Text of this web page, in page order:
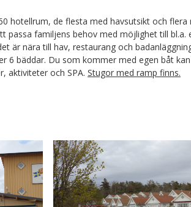
hotellrum, de flesta med havsutsikt och
passa familjens behov med möjlighet till bl.a.
är nära till hav, restaurang och
6 bäddar. Du som kommer med egen båt
aktiviteter och SPA. Stugor med ramp finns.